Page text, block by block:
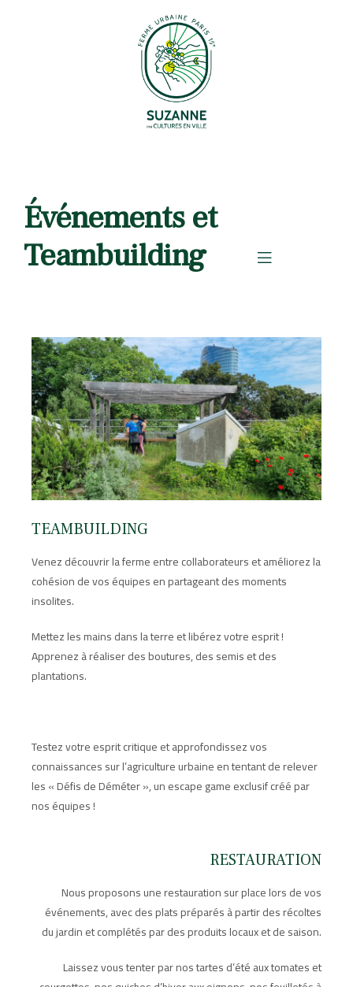
Événements et
Teambuilding
TEAMBUILDING
Venez découvrir la ferme entre collaborateurs et améliorez la
cohésion de vos équipes en partageant des moments
insolites.
Mettez les mains dans la terre et libérez votre esprit !
Apprenez à réaliser des boutures, des semis et des
plantations.
Testez votre esprit critique et approfondissez vos
connaissances sur l’agriculture urbaine en tentant de relever
les « Défis de Déméter », un escape game exclusif créé par
nos équipes !
RESTAURATION
Nous proposons une restauration sur place lors de vos
événements, avec des plats préparés à partir des récoltes
du jardin et complétés par des produits locaux et de saison.
Laissez vous tenter par nos tartes d’été aux tomates et